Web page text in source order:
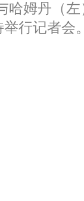
哈姆丹（
行记者会